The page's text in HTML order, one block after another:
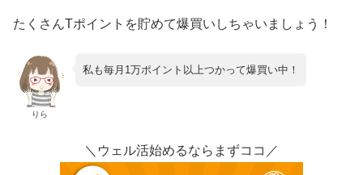
たくさんTポイントを貯めて爆買いしちゃいましょう！
りら
私も毎月1万ポイント以上つかって爆買い中！
＼ウェル活始めるならまずココ／